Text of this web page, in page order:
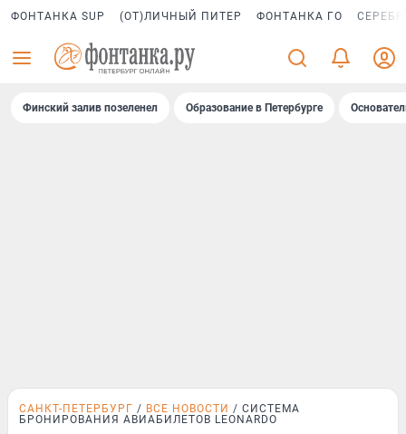
ФОНТАНКА SUP (ОТ)ЛИЧНЫЙ ПИТЕР ФОНТАНКА ГО
Финский залив позеленел Образование в Петербурге
САНКТ-ПЕТЕРБУРГ ВСЕ НОВОСТИ
СИСТЕМА
БРОНИРОВАНИЯ АВИАБИЛЕТОВ LEONARDO